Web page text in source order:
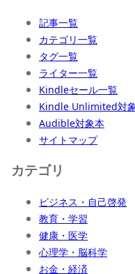
記事一覧
カテゴリ一覧
タグ一覧
ライター一覧
Kindleセール一覧
Kindle Unlimited対
Audible対象本
サイトマップ
カテゴリ
ビジネス・自己啓発
教育・学習
健康・医学
心理学・脳科学
お金・経済